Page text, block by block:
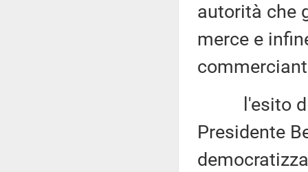
autorità che
merce e
l'esito di
Presidente